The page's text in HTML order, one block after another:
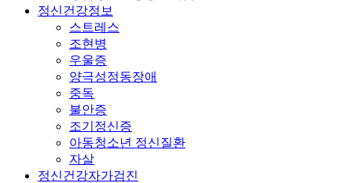
정신건강정보
스트레스
조현병
우울증
양극성정동장애
중독
불안증
조기정신증
아동청소년 정신질환
자살
정신건강자가검진